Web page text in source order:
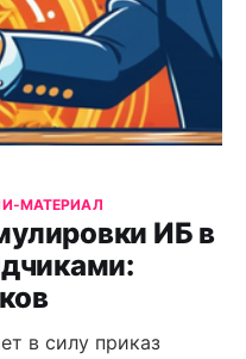
ИБ в
МАТЕРИАЛ
в силу приказ